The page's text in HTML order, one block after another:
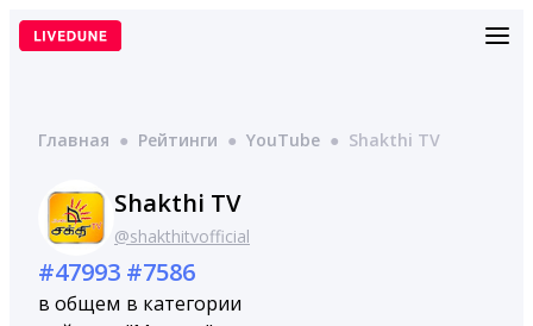
Перейти
Главная ● Рейтинги ● YouTube ● Shakthi TV
Shakthi TV
@shakthitvofficial
#47993
в общем
#7586
в категории